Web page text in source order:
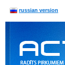
russian version